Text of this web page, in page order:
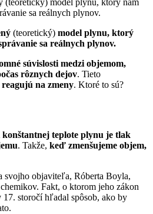
(teoretický) model plynu, ktorý nám
sa reálnych plynov.
(teoretický) model plynu, ktorý
sa reálnych plynov.
súvislosti medzi objemom,
rôznych dejov. Tieto
na zmeny. Ktoré to sú?
teplote plynu je tlak
. Takže, keď zmenšujeme objem,
svojho objaviteľa, Róberta Boyla,
Fakt, o ktorom jeho zákon
storočí hľadal spôsob, ako by